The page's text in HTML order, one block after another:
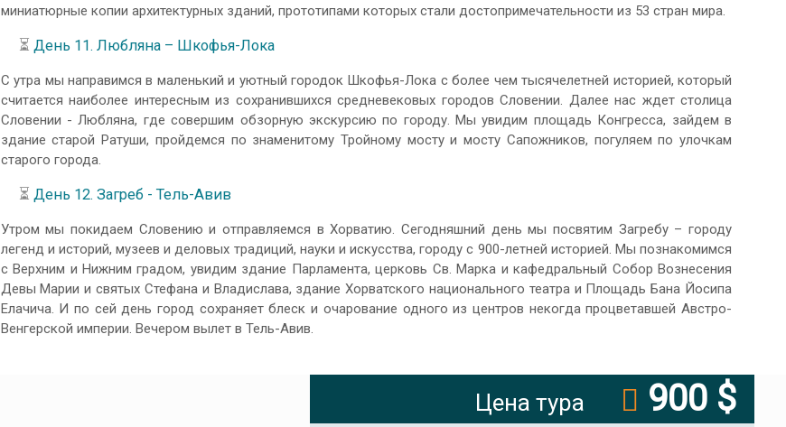
миниатюрные копии архитектурных зданий, прототипами которых стали достопримечательности из 53 стран мира.
⏳ День 11. Любляна – Шкофья-Лока
С утра мы направимся в маленький и уютный городок Шкофья-Лока с более чем тысячелетней историей, который
считается наиболее интересным из сохранившихся средневековых городов Словении. Далее нас ждет столица
Словении - Любляна, где совершим обзорную экскурсию по городу. Мы увидим площадь Конгресса, зайдем в
здание старой Ратуши, пройдемся по знаменитому Тройному мосту и мосту Сапожников, погуляем по улочкам
старого города.
⏳ День 12. Загреб - Тель-Авив
Утром мы покидаем Словению и отправляемся в Хорватию. Сегодняшний день мы посвятим Загребу – городу
легенд и историй, музеев и деловых традиций, науки и искусства, городу с 900-летней историей. Мы познакомимся
с Верхним и Нижним градом, увидим здание Парламента, церковь Св. Марка и кафедральный Собор Вознесения
Девы Марии и святых Стефана и Владислава, здание Хорватского национального театра и Площадь Бана Йосипа
Елачича. И по сей день город сохраняет блеск и очарование одного из центров некогда процветавшей Австро-
Венгерской империи. Вечером вылет в Тель-Авив.
Цена тура 900 $